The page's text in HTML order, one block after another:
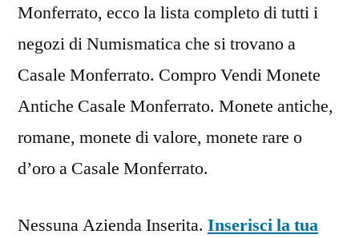
Monferrato, ecco la lista completo di tutti i
negozi di Numismatica che si trovano a
Casale Monferrato. Compro Vendi Monete
Antiche Casale Monferrato. Monete antiche,
romane, monete di valore, monete rare o
d’oro a Casale Monferrato.
Nessuna Azienda Inserita. Inserisci la tua